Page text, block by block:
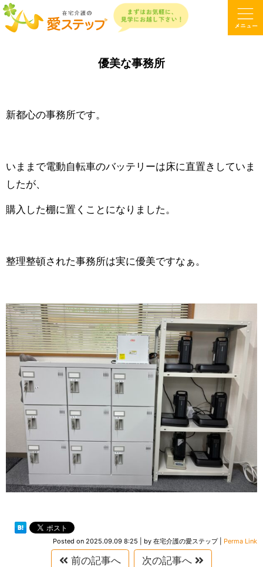
優美な事務所
新都心の事務所です。
いままで電動自転車のバッテリーは床に直置きしていま
したが、
購入した棚に置くことになりました。
整理整頓された事務所は実に優美ですなぁ。
Posted on 2025.09.09 8:25 by 在宅介護の愛ステップ| Perma Link
前の記事へ 次の記事へ